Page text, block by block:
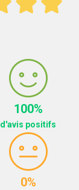
100%
d'avis positifs
0%